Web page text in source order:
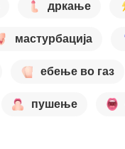
дркање
мастурбација
ебење во газ
пушење